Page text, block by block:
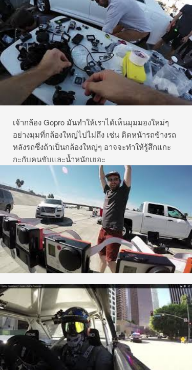
เจ้ากล้อง Gopro มันทำให้เราได้เห็นมุมมองใหม่ๆ
อย่างมุมที่กล้องใหญ่ไปไม่ถึง เช่น ติดหน้ารถข้างรถ
หลังรถซึ่งถ้าเป็นกล้องใหญ่ๆ อาจจะทำให้รู้สึกแกะ
กะกับคนขับและน้ำหนักเยอะ